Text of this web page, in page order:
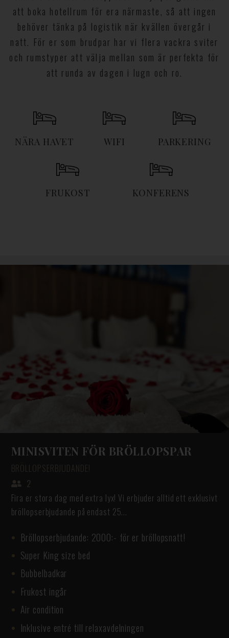
att boka hotellrum för era närmaste, så att ingen
behöver tänka på logistik när kvällen övergår i
natt. För er som brudpar har vi flera vackra sviter
och rumstyper att välja mellan som är perfekta för
att runda av dagen i lugn och ro.
NÄRA HAVET WIFI PARKERING
FRUKOST KONFERENS
MINISVITEN FÖR BRÖLLOPSPAR
BRÖLLOPSERBJUDANDE!
2
Fira er stora dag med extra lyx! Vi erbjuder alltid ett exklusivt
bröllopserbjudande på endast 25...
Bröllopserbjudande: 2000:- för er bröllopsnatt!
Super King size bed
Bubbelbadkar
Frukost ingår
Air condition
Inklusive entré till relaxavdelningen